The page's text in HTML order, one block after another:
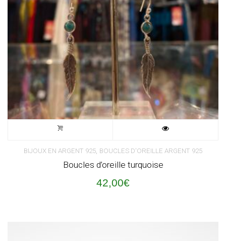
BIJOUX EN ARGENT 925, BOUCLES D'OREILLE ARGENT 925
Boucles d’oreille turquoise
42,00€